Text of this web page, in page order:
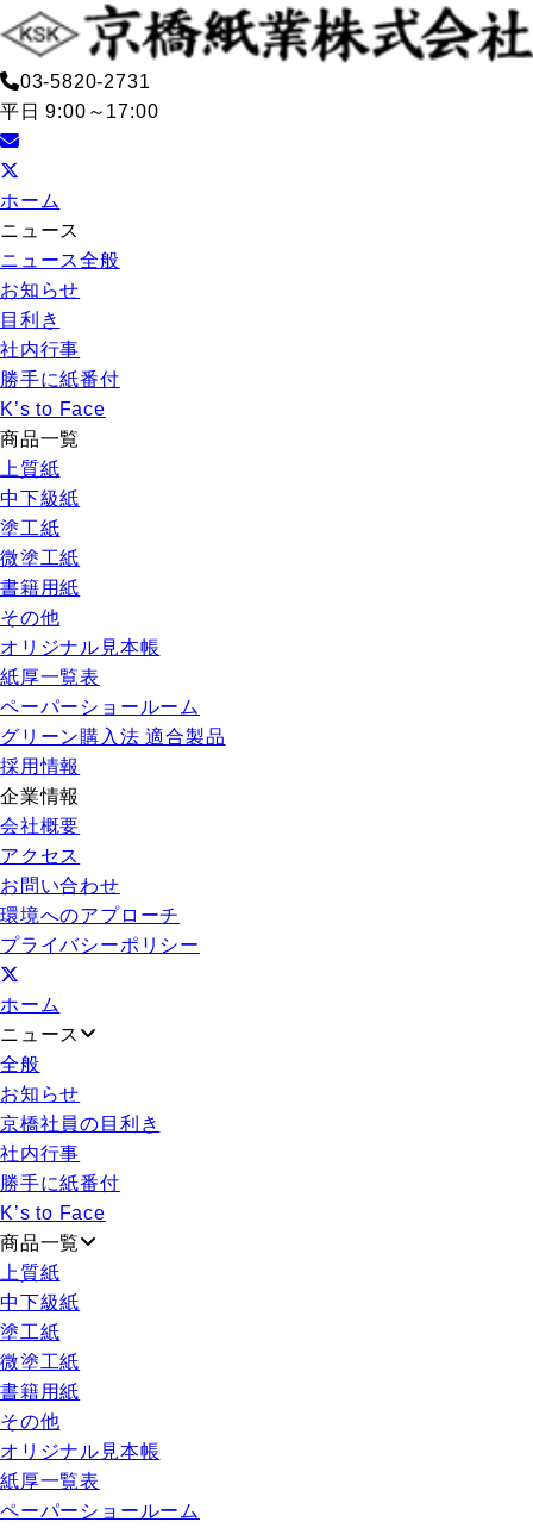
03-5820-2731
平日 9:00～17:00
ホーム
ニュース
ニュース全般
お知らせ
目利き
社内行事
勝手に紙番付
K’s to Face
商品一覧
上質紙
中下級紙
塗工紙
微塗工紙
書籍用紙
その他
オリジナル見本帳
紙厚一覧表
ペーパーショールーム
グリーン購入法 適合製品
採用情報
企業情報
会社概要
アクセス
お問い合わせ
環境へのアプローチ
プライバシーポリシー
ホーム
ニュース
全般
お知らせ
京橋社員の目利き
社内行事
勝手に紙番付
K’s to Face
商品一覧
上質紙
中下級紙
塗工紙
微塗工紙
書籍用紙
その他
オリジナル見本帳
紙厚一覧表
ペーパーショールーム